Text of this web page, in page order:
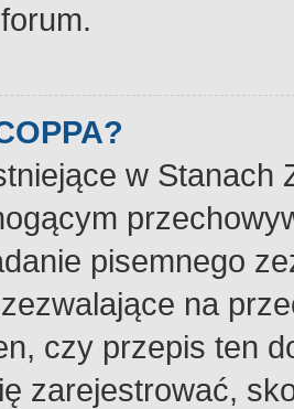
w Stanach
pisemnego
na
czy przepis ten
zarejestrować,